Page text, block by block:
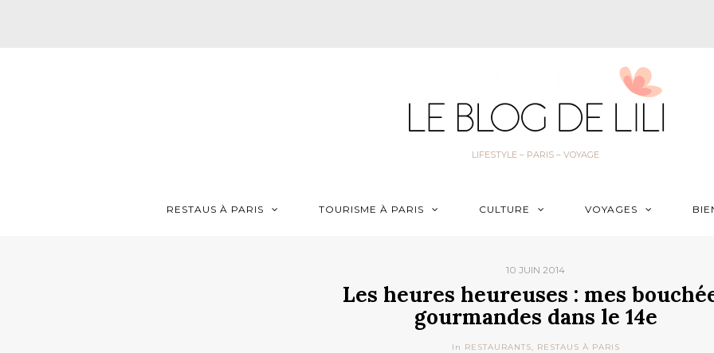
LIFESTYLE – PARIS – VOYAGE
RESTAUS À PARIS TOURISME À PARIS CULTURE VOYAGES
10 JUIN 2014
Les heures heureuses : mes
gourmandes dans le 14e
In RESTAURANTS, RESTAUS À PARIS